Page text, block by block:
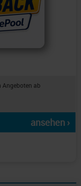
Angeboten ab
ansehen ›